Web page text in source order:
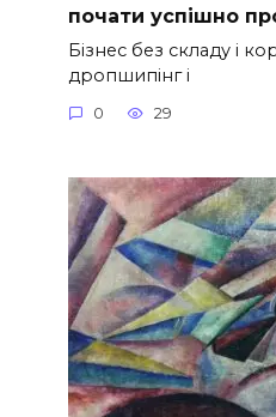
почати успішно
Бізнес без складу і
дропшипінг і
0 29